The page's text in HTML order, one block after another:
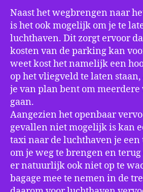
Naast het wegbrengen naar
is het ook mogelijk om je te
luchthaven. Dit zorgt ervoor
kosten van de parking kan
weet kost het namelijk een
op het vliegveld te laten
je van plan bent om meerdere
gaan.
Aangezien het openbaar
gevallen niet mogelijk is kan
taxi naar de luchthaven je
om je weg te brengen en terug
er natuurlijk ook niet op te
bagage mee te nemen in de